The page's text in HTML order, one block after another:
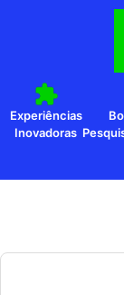
Experiências
Inovadoras